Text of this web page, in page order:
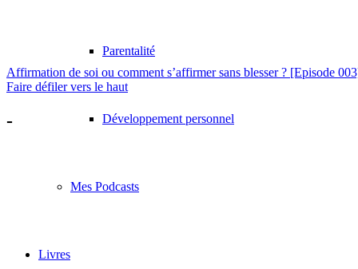
Parentalité
Développement personnel
Mes Podcasts
Livres
Affirmation de soi ou comment s’affirmer sans blesser ? [Episode
Faire défiler vers le haut
-